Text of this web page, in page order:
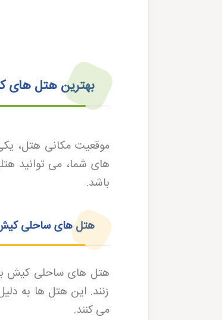
بهترین هتل‌ های
موقعیت مکانی هتل،
های شما، می توانید
باشد.
هتل‌ های ساحلی
هتل های ساحلی کیش با
زنند. این هتل ها به
می کنند.